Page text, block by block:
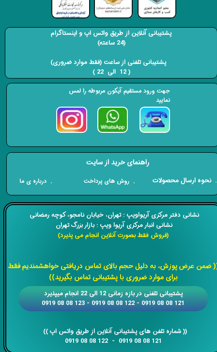
​​نشانی دفتر مرکزی آریواویپ : تهران، خیابان نامجو،کوچه رمضانی
نشانی انبار مرکزی آریوا ویپ : بازار بزرگ تهران
(فروش فقط بصورت آنلاین انجام می پذیرد)
ضمن عرض پوزش، به دلیل حجم بالای تماس دریافتی خواهشمندیم فقط
برای موارد ضروری با پشتیبانی تماس بگیرید))
​​​​​​​​​​​​​​(( ​​​​​​​شماره تلفن های پشتیبانی آنلاین از طریق واتس اپ ))
​​​​​​​121 08 08 0919 - 122 08 08 0919
​​پشتیبانی تلفنی در بازه زمانی 12 الی 22 انجام میپذیرد
121 08 08 0919 - 122 08 08 0919 - 123 08 08 0919
راهنمای خرید از سایت
​. نحوه ارسال محصولات . روش های پرداخت . درباره ی ما
پشتیبانی آنلاین از طریق واتس اپ و اینستاگرام
(24 ساعته)
​​​​​​​ پشتیبانی تلفنی از ساعت (فقط موارد ضروری)
( 12 الی 22 ) ​​​​​​​
جهت ورود مستقیم آیکون مربوطه را لمس
نمایید